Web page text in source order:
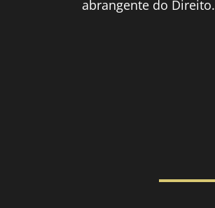
abrangente do Direito.